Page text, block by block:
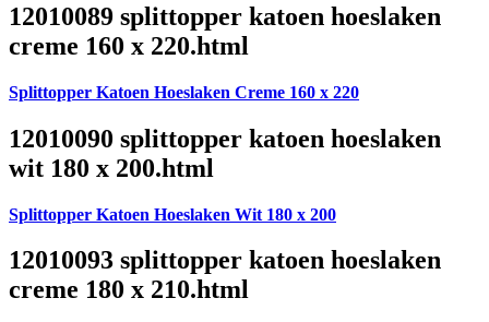
12010089 splittopper katoen hoeslaken
creme 160 x 220.html
Splittopper Katoen Hoeslaken Creme 160 x 220
12010090 splittopper katoen hoeslaken
wit 180 x 200.html
Splittopper Katoen Hoeslaken Wit 180 x 200
12010093 splittopper katoen hoeslaken
creme 180 x 210.html